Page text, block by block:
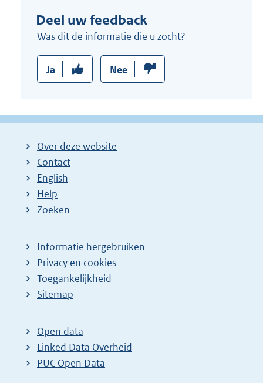
Deel uw feedback
Was dit de informatie die u zocht?
Ja Nee
Over deze website
Contact
English
Help
Zoeken
Informatie hergebruiken
Privacy en cookies
Toegankelijkheid
Sitemap
Open data
Linked Data Overheid
PUC Open Data